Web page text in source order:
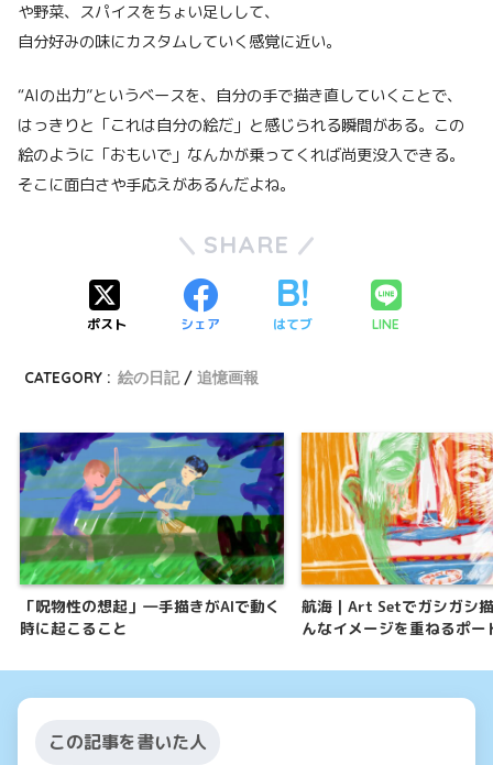
や野菜、スパイスをちょい足しして、
自分好みの味にカスタムしていく感覚に近い。
“AIの出力”というベースを、自分の手で描き直していくことで、
はっきりと「これは自分の絵だ」と感じられる瞬間がある。この
絵のように「おもいで」なんかが乗ってくれば尚更没入できる。
そこに面白さや手応えがあるんだよね。
SHARE
ポスト シェア はてブ LINE
CATEGORY : 絵の日記 追憶画報
「呪物性の想起」―手描きがAIで動く
時に起こること
航海｜Art Setでガシガシ
んなイメージを重ねるポー
この記事を書いた人